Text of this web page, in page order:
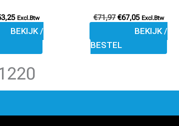
Excl.Btw
BEKIJK /
de
productpagina
€71,97 €67,05 Excl.Btw
BEKIJK /
BESTEL
de
productpagina